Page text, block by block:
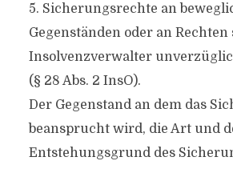
5. Sicherungsrechte an
Gegenständen oder an Rechten
Insolvenzverwalter
(§ 28 Abs. 2 InsO).
Der Gegenstand an dem das
beansprucht wird, die Art und
Entstehungsgrund des